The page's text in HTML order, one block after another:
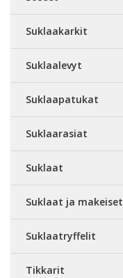
Suklaakarkit
Suklaalevyt
Suklaapatukat
Suklaarasiat
Suklaat
Suklaat ja makeiset
Suklaatryffelit
Tikkarit